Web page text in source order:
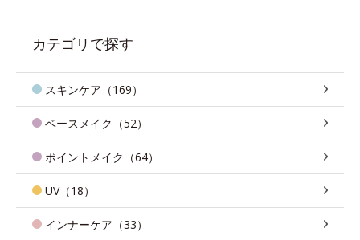
カテゴリで探す
スキンケア（169）
ベースメイク（52）
ポイントメイク（64）
UV（18）
インナーケア（33）